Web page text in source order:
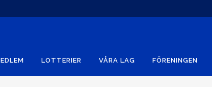
LOTTERIER VÅRA LAG FÖRENINGEN